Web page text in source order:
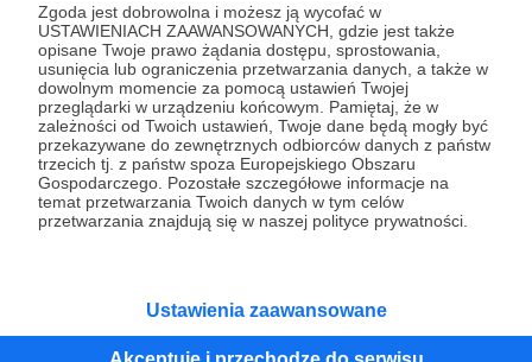
Zgoda jest dobrowolna i możesz ją wycofać w
USTAWIENIACH ZAAWANSOWANYCH, gdzie jest także
opisane Twoje prawo żądania dostępu, sprostowania,
usunięcia lub ograniczenia przetwarzania danych, a także w
dowolnym momencie za pomocą ustawień Twojej
przeglądarki w urządzeniu końcowym. Pamiętaj, że w
zależności od Twoich ustawień, Twoje dane będą mogły być
przekazywane do zewnętrznych odbiorców danych z państw
trzecich tj. z państw spoza Europejskiego Obszaru
Gospodarczego. Pozostałe szczegółowe informacje na
temat przetwarzania Twoich danych w tym celów
przetwarzania znajdują się w naszej polityce prywatności.
Ustawienia zaawansowane
Kategorie
O Patronite
Dodatkowe produkty
Pomoc
RegulaminPolityka prywatnościPatronite Commons